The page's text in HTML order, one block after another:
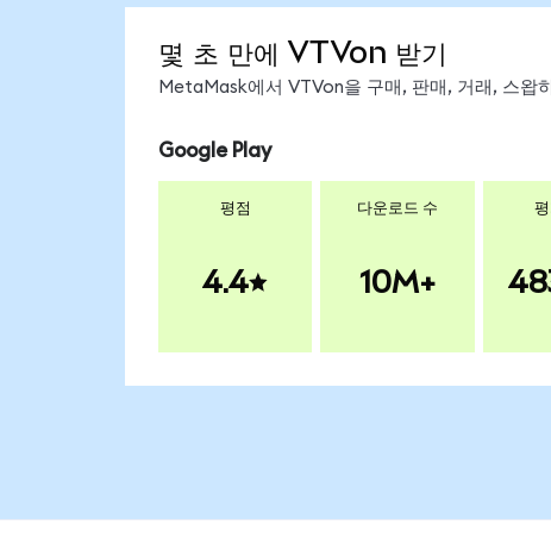
몇 초 만에 VTVon 받기
MetaMask에서 VTVon을 구매, 판매, 거래, 스왑
Google Play
평점
4.4
다운로드 수
10M+